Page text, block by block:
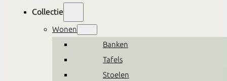
Collectie
Wonen
Banken
Tafels
Stoelen